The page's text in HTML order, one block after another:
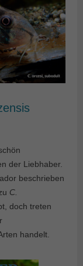
der Liebhaber.
beschrieben
C.
doch treten
handelt.